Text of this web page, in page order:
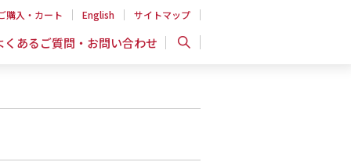
購入・カート English サイトマップ
くあるご質問・お問い合わせ